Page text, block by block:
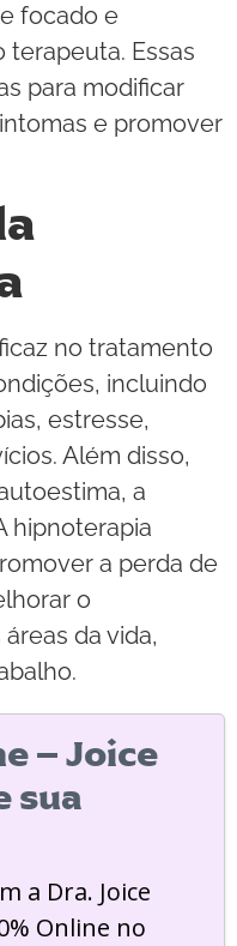
focado e
Essas
para modificar
e promover
no tratamento
incluindo
estresse,
Além disso,
a
hipnoterapia
a perda de
o
da vida,
– Joice
sua
a Dra. Joice
Online no